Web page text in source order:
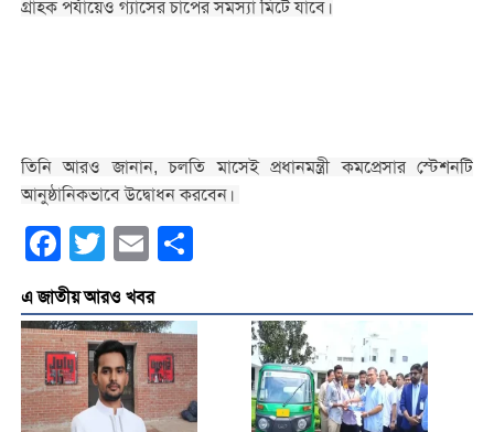
গ্রাহক পর্যায়েও গ্যাসের চাপের সমস্যা মিটে যাবে।
তিনি আরও জানান, চলতি মাসেই প্রধানমন্ত্রী কমপ্রেসার স্টেশনটি
আনুষ্ঠানিকভাবে উদ্বোধন করবেন।
Facebook
Twitter Email
এ জাতীয় আরও খবর